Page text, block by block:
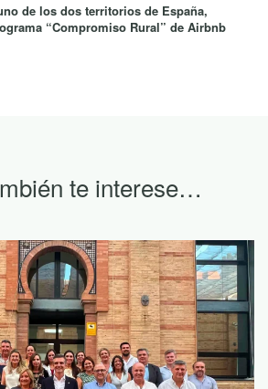
de los dos territorios de España,
“Compromiso Rural” de Airbnb
te interese…